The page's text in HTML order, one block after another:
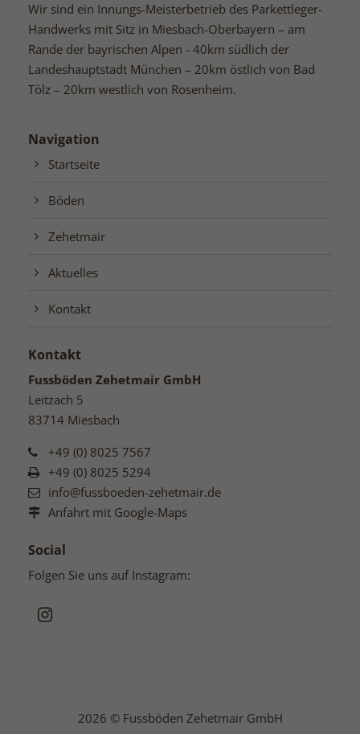
Wir sind ein Innungs-Meisterbetrieb des Parkettleger-
Handwerks mit Sitz in Miesbach-Oberbayern – am
Rande der bayrischen Alpen - 40km südlich der
Landeshauptstadt München – 20km östlich von Bad
Tölz – 20km westlich von Rosenheim.
Navigation
Startseite
Böden
Zehetmair
Aktuelles
Kontakt
Kontakt
Fussböden Zehetmair GmbH
Leitzach 5
83714 Miesbach
+49 (0) 8025 7567
+49 (0) 8025 5294
info@fussboeden-zehetmair.de
Anfahrt mit Google-Maps
Social
Folgen Sie uns auf Instagram:
2026 © Fussböden Zehetmair GmbH